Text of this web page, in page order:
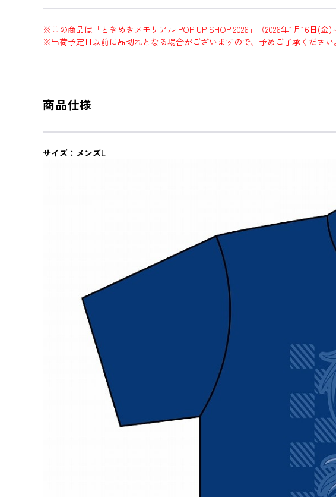
※この商品は「ときめきメモリアル POP UP SHOP 2026」（2026年1月16日(金
※出荷予定日以前に品切れとなる場合がございますので、予めご了承ください。
商品仕様
サイズ：メンズL